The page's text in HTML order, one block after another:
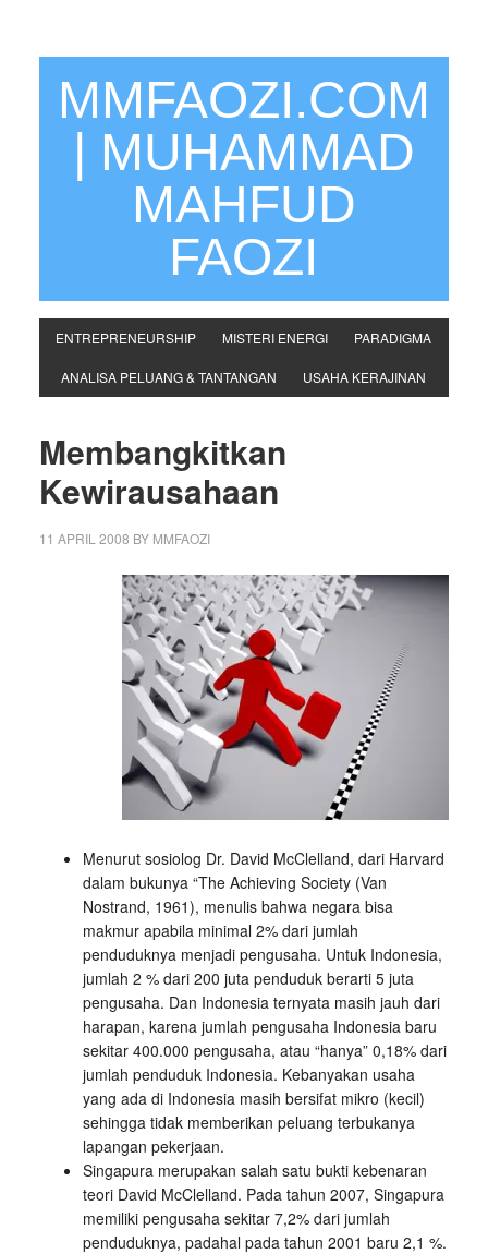
MMFAOZI.COM
| MUHAMMAD
MAHFUD
FAOZI
ENTREPRENEURSHIP MISTERI ENERGI PARADIGMA
ANALISA PELUANG & TANTANGAN USAHA KERAJINAN
Membangkitkan
Kewirausahaan
11 APRIL 2008 BY MMFAOZI
Menurut sosiolog Dr. David McClelland, dari Harvard
dalam bukunya “The Achieving Society (Van
Nostrand, 1961), menulis bahwa negara bisa
makmur apabila minimal 2% dari jumlah
penduduknya menjadi pengusaha. Untuk Indonesia,
jumlah 2 % dari 200 juta penduduk berarti 5 juta
pengusaha. Dan Indonesia ternyata masih jauh dari
harapan, karena jumlah pengusaha Indonesia baru
sekitar 400.000 pengusaha, atau “hanya” 0,18% dari
jumlah penduduk Indonesia. Kebanyakan usaha
yang ada di Indonesia masih bersifat mikro (kecil)
sehingga tidak memberikan peluang terbukanya
lapangan pekerjaan.
Singapura merupakan salah satu bukti kebenaran
teori David McClelland. Pada tahun 2007, Singapura
memiliki pengusaha sekitar 7,2% dari jumlah
penduduknya, padahal pada tahun 2001 baru 2,1 %.